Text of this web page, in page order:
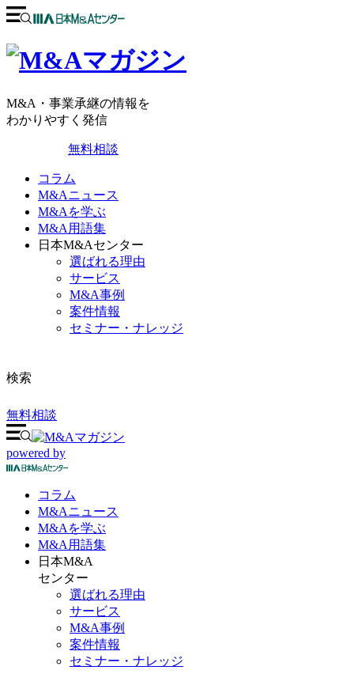
M&A・事業承継の情報を
わかりやすく発信
無料相談
コラム
M&Aニュース
M&Aを学ぶ
M&A用語集
日本M&Aセンター
選ばれる理由
サービス
M&A事例
案件情報
セミナー・ナレッジ
検索
無料相談
powered by
コラム
M&Aニュース
M&Aを学ぶ
M&A 用語集
日本M&A
センター
選ばれる理由
サービス
M&A事例
案件情報
セミナー・ナレッジ